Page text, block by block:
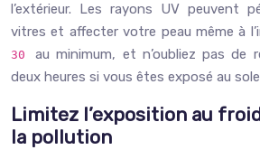
l’extérieur. Les rayons UV peuvent
vitres et affecter votre peau même à
30au minimum, et n’oubliez pas de
deux heures si vous êtes exposé au
Limitez l’exposition au
la pollution